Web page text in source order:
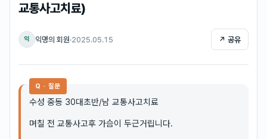
교통사고치료)
익 익명의 회원·2025.05.15 ↗ 공유
Q · 질문
수성 중동 30대초반/남 교통사고치료
며칠 전 교통사고후 가슴이 두근거립니다.